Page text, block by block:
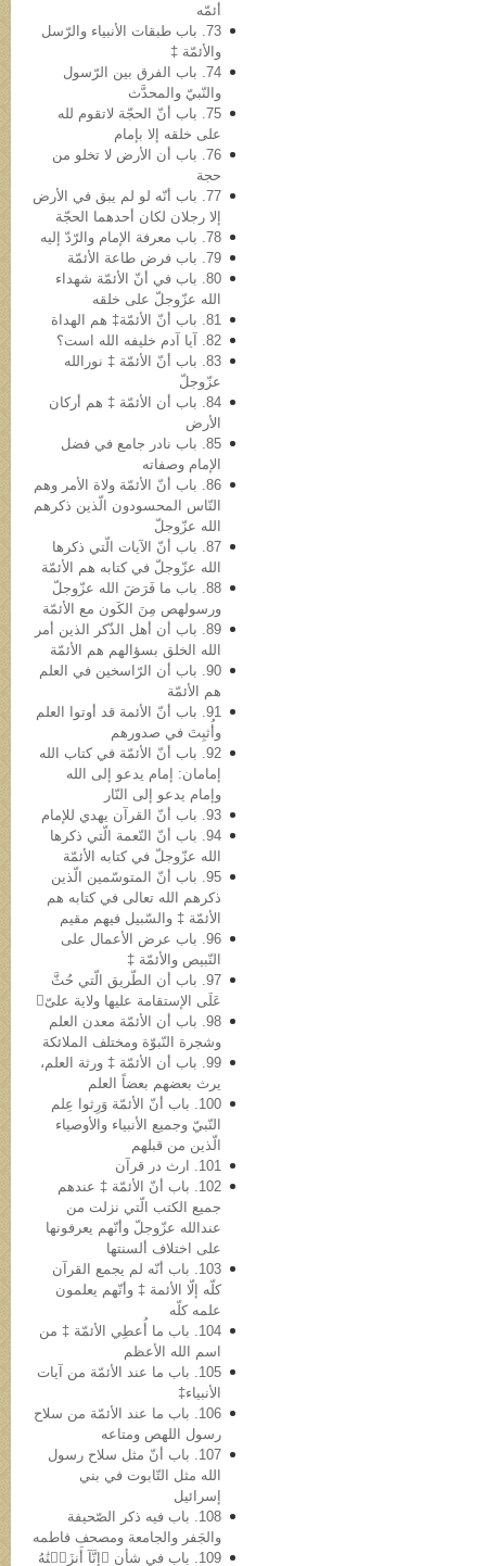
أئمّه
73. باب طبقات الأنبیاء والرّسل
والأئمّة ‡
74. باب الفرق بین الرّسول
والنّبيّ والمحدَّث
75. باب أنّ الحجّة لاتقوم لله
علی خلقه إلا بإمام
76. باب أن الأرض لا تخلو من
حجة
77. باب أنّه لو لم یبق في الأرض
إلا رجلان لکان أحدهما الحجّة
78. باب معرفة الإمام والرّدّ إلیه
79. باب فرض طاعة الأئمّة
80. باب في أنّ الأئمّة شهداء
الله عزّوجلّ على خلقه
81. باب أنّ الأئمّة‡ هم الهداة
82. آیا آدم خلیفه‌ الله است؟
83. باب أنّ الأئمّة ‡ نورالله
عزّوجلّ
84. باب أن الأئمّة ‡ هم أرکان
الأرض
85. باب نادر جامع في فضل
الإمام وصفاته
86. باب أنّ الأئمّة ولاة الأمر وهم
النّاس المحسودون الّذین ذکرهم
الله عزّوجلّ
87. باب أنّ الآیات الّتي ذکرها
الله عزّوجلّ في کتابه هم الأئمّة
88. باب ما فَرَضَ الله عزّوجلّ
ورسولهص مِنَ الکَون مع الأئمّة
89. باب أن أهل الذّکر الذین أمر
الله الخلق بسؤالهم هم الأئمّة
90. باب أن الرّاسخین في العلم
هم الأئمّة
91. باب أنّ الأئمة قد أوتوا العلم
وأُثبِتَ في صدورهم
92. باب أنّ الأئمّة في کتاب الله
إمامان: إمام یدعو إلى الله
وإمام یدعو إلى النّار
93. باب أنّ القرآن یهدي للإمام
94. باب أنّ النّعمة الّتي ذکرها
الله عزّوجلّ في کتابه الأئمّة
95. باب أنّ المتوسّمین الّذین
ذکرهم الله تعالى في کتابه هم
الأئمّة ‡ والسّبیل فیهم مقیم
96. باب عرض الأعمال علی
النّبيص والأئمّة ‡
97. باب أن الطّریق الّتي حُثَّ
عَلَی الإستقامة علیها ولایة علیّ
98. باب أن الأئمّة معدن العلم
وشجرة النّبوّة ومختلف الملائکة
99. باب أن الأئمّة ‡ ورثة العلم،
یرث بعضهم بعضاً العلم
100. باب أنّ الأئمّة وَرِثوا عِلم
النّبيّ وجمیع الأنبیاء والأوصیاء
الّذین من قبلهم
101. ارث در قرآن
102. باب أنّ الأئمّة ‡ عندهم
جمیع الکتب الّتي نزلت من
عندالله عزّوجلّ وأنّهم یعرفونها
علی اختلاف ألسنتها
103. باب أنّه لم یجمع القرآن
کلّه إلّا الأئمة ‡ وأنّهم یعلمون
علمه کلّه
104. باب ما أُعطِي الأئمّة ‡ من
اسم الله الأعظم
105. باب ما عند الأئمّة من آیات
الأنبیاء‡
106. باب ما عند الأئمّة من سلاح
رسول اللهص ومتاعه
107. باب أنّ مثل سلاح رسول
الله مثل التّابوت في بني
إسرائیل
108. باب فیه ذکر الصّحیفة
والجَفر والجامعة ومصحف فاطمه
109. باب في شأن ﴿إِنَّآ أَنزَلۡنَٰهُ